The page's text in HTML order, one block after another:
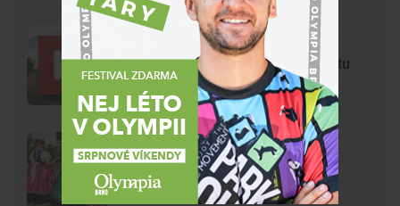
Dědeček spěchal s vnučkou do
nemocnice. Policisté mu razili cestu
Brnem
Na Svoboďák dorazí stovky
krojovaných. Brno chystá první
celoměstské hody